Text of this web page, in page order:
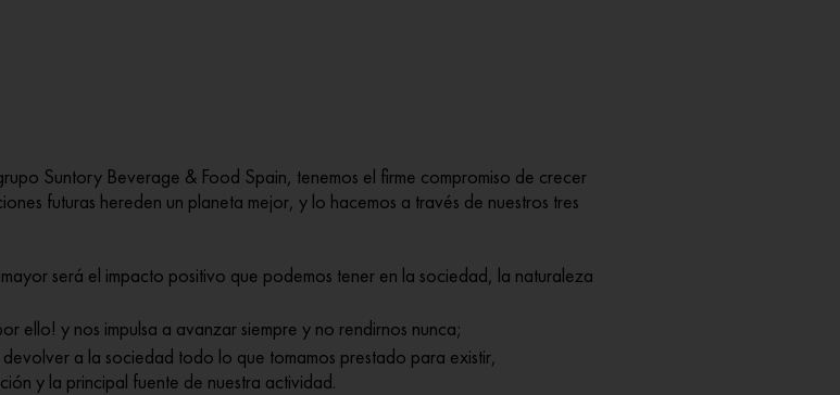
Suntory Beverage & Food Spain, tenemos el firme compromiso de crecer
futuras hereden un planeta mejor, y lo hacemos a través de nuestros tres
será el impacto positivo que podemos tener en la sociedad, la naturaleza
ello! y nos impulsa a avanzar siempre y no rendirnos nunca;
a la sociedad todo lo que tomamos prestado para existir,
y la principal fuente de nuestra actividad.